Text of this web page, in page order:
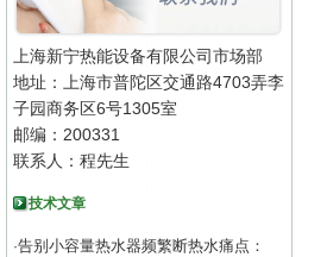
上海新宁热能设备有限公司市场部
地址：上海市普陀区交通路4703弄李
子园商务区6号1305室
邮编：200331
联系人：程先生
技术文章
·告别小容量热水器频繁断热水痛点：